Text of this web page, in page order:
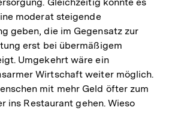
Gleichzeitig könnte es
moderat steigende
geben, die im Gegensatz zur
erst bei übermäßigem
Umgekehrt wäre ein
Wirtschaft weiter möglich.
mit mehr Geld öfter zum
ins Restaurant gehen. Wieso